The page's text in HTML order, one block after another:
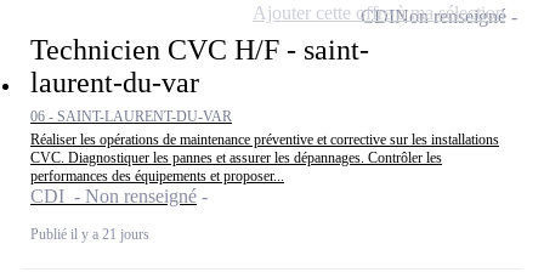
Technicien CVC H/F - saint-
laurent-du-var
06 - SAINT-LAURENT-DU-VAR
Réaliser les opérations de maintenance préventive et corrective sur les installations
CVC. Diagnostiquer les pannes et assurer les dépannages. Contrôler les
performances des équipements et proposer...
CDI - Non renseigné
Publié il y a 21 jours
CDINon renseigné
Ajouter cette offre à ma sélection